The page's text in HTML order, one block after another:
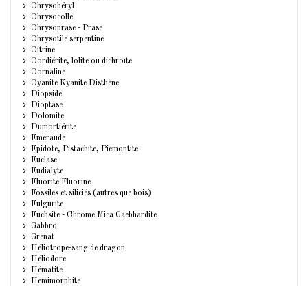
Chrysobéryl
Chrysocolle
Chrysoprase - Prase
Chrysotile serpentine
Citrine
Cordiérite, lolite ou dichroïte
Cornaline
Cyanite Kyanite Disthène
Diopside
Dioptase
Dolomite
Dumortiérite
Emeraude
Epidote, Pistachite, Piemontite
Euclase
Eudialyte
Fluorite Fluorine
Fossiles et siliciés (autres que bois)
Fulgurite
Fuchsite - Chrome Mica Gaebhardite
Gabbro
Grenat
Héliotrope-sang de dragon
Héliodore
Hématite
Hemimorphite